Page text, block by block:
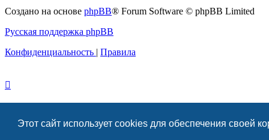
Этот сайт использует cookies для обеспечения своей
Создано на основе phpBB® Forum Software © phpBB Limited
Русская поддержка phpBB
Конфиденциальность | Правила